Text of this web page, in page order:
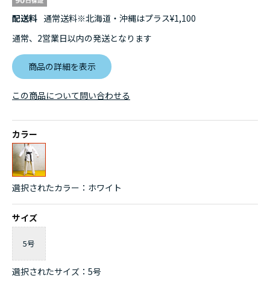
配送料 通常送料※北海道・沖縄はプラス¥1,100
通常、2営業日以内の発送となります
商品の詳細を表示
カラー
選択されたカラー：ホワイト
サイズ
5号
選択されたサイズ：5号
この商品について問い合わせる